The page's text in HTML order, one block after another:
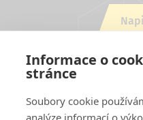
Informace o
stránce
Soubory cookie
analýze informací o
nebo